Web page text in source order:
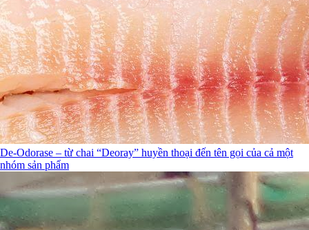
De-Odorase – từ chai “Deoray” huyền thoại đến tên gọi của cả một
nhóm sản phẩm